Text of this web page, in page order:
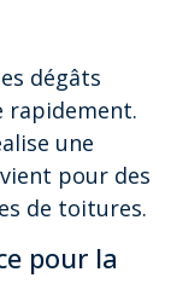
dégâts
rapidement.
une
pour des
de toitures.
pour la